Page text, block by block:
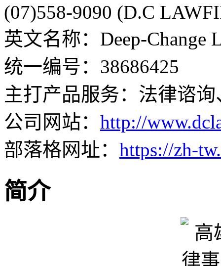
(07)558-9090 (D.C
英文名称：Deep-Change
统一编号：38686425
主打产品服务：法律谘
公司网站： http://
部落格网址： https://zh-
简介